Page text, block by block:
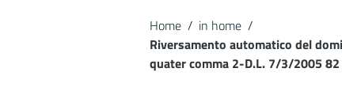
Home / in home /
Riversamento automatico del
quater comma 2-D.L. 7/3/2005 82